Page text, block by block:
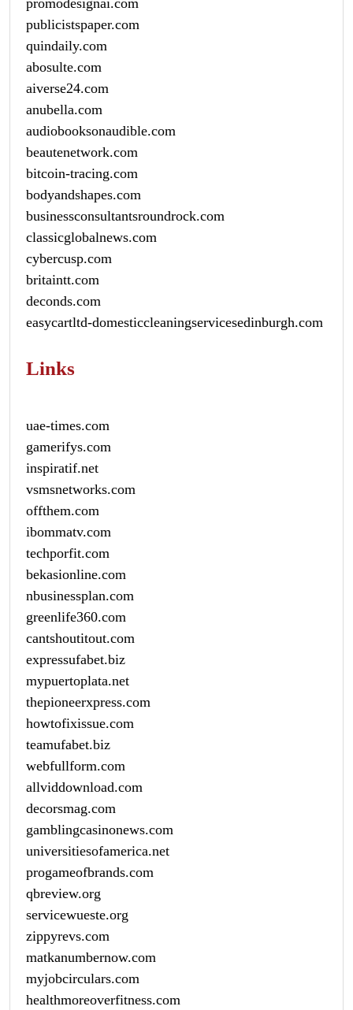
publicistspaper.com
quindaily.com
abosulte.com
aiverse24.com
anubella.com
audiobooksonaudible.com
beautenetwork.com
bitcoin-tracing.com
bodyandshapes.com
businessconsultantsroundrock.com
classicglobalnews.com
cybercusp.com
britaintt.com
deconds.com
easycartltd-domesticcleaningservicesedinburgh.com
Links
uae-times.com
gamerifys.com
inspiratif.net
vsmsnetworks.com
offthem.com
ibommatv.com
techporfit.com
bekasionline.com
nbusinessplan.com
greenlife360.com
cantshoutitout.com
expressufabet.biz
mypuertoplata.net
thepioneerxpress.com
howtofixissue.com
teamufabet.biz
webfullform.com
allviddownload.com
decorsmag.com
gamblingcasinonews.com
universitiesofamerica.net
progameofbrands.com
qbreview.org
servicewueste.org
zippyrevs.com
matkanumbernow.com
myjobcirculars.com
healthmoreoverfitness.com